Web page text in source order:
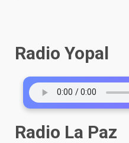
Radio Yopal
Radio La Paz